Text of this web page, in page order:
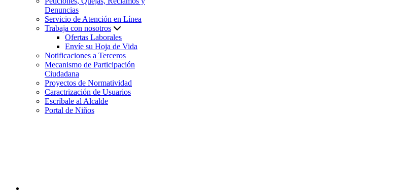
Denuncias
Servicio de Atención en Línea
Trabaja con nosotros
Ofertas Laborales
Envíe su Hoja de Vida
Notificaciones a Terceros
Mecanismo de Participación
Ciudadana
Proyectos de Normatividad
Caractrización de Usuarios
Escríbale al Alcalde
Portal de Niños